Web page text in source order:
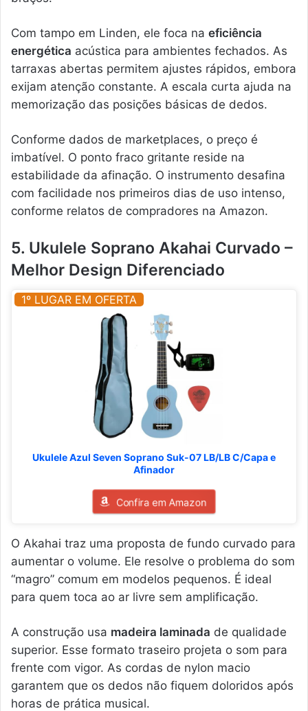
Com tampo em Linden, ele foca na eficiência
energética acústica para ambientes fechados. As
tarraxas abertas permitem ajustes rápidos, embora
exijam atenção constante. A escala curta ajuda na
memorização das posições básicas de dedos.
Conforme dados de marketplaces, o preço é
imbatível. O ponto fraco gritante reside na
estabilidade da afinação. O instrumento desafina
com facilidade nos primeiros dias de uso intenso,
conforme relatos de compradores na Amazon.
5. Ukulele Soprano Akahai Curvado –
Melhor Design Diferenciado
1º LUGAR EM OFERTA
Ukulele Azul Seven Soprano Suk-07 LB/LB C/Capa e
Afinador
Confira em Amazon
O Akahai traz uma proposta de fundo curvado para
aumentar o volume. Ele resolve o problema do som
“magro” comum em modelos pequenos. É ideal
para quem toca ao ar livre sem amplificação.
A construção usa madeira laminada de qualidade
superior. Esse formato traseiro projeta o som para
frente com vigor. As cordas de nylon macio
garantem que os dedos não fiquem doloridos após
horas de prática musical.